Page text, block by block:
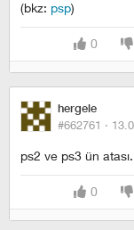
(bkz: psp)
0
hergele
#662761 ·
ps2 ve ps3 ün atası.
0